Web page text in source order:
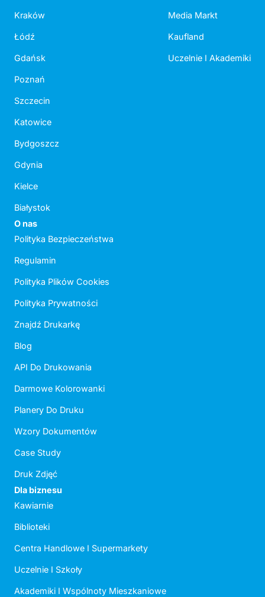
Kraków
Łódź
Gdańsk
Poznań
Szczecin
Katowice
Bydgoszcz
Gdynia
Kielce
Białystok
Media Markt
Kaufland
Uczelnie I Akademiki
O nas
Polityka Bezpieczeństwa
Regulamin
Polityka Plików Cookies
Polityka Prywatności
Znajdź Drukarkę
Blog
API Do Drukowania
Darmowe Kolorowanki
Planery Do Druku
Wzory Dokumentów
Case Study
Druk Zdjęć
Dla biznesu
Kawiarnie
Biblioteki
Centra Handlowe I Supermarkety
Uczelnie I Szkoły
Akademiki I Wspólnoty Mieszkaniowe